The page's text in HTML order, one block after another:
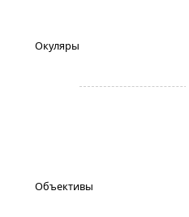
Окуляры
Объективы